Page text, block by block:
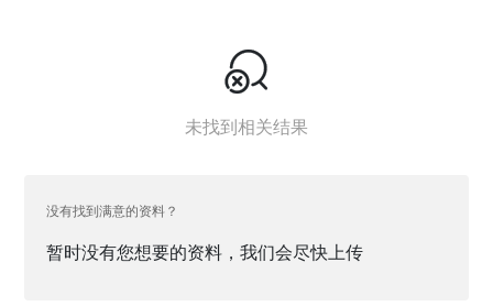

未找到相关结果
没有找到满意的资料？
暂时没有您想要的资料，我们会尽快上传